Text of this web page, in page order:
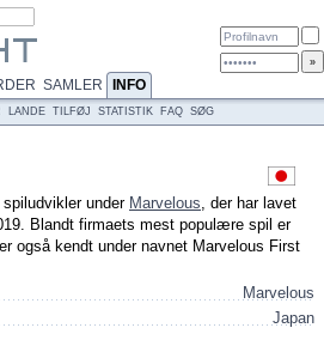
SAMLER INFO
LANDE TILFØJ STATISTIK FAQ SØG
under Marvelous, der har lavet
Blandt firmaets mest populære spil er
også kendt under navnet Marvelous First
Marvelous
Japan